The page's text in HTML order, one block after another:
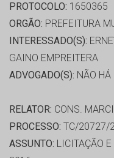
PROTOCOLO: 1650365
ORGÃO: PREFEITURA
INTERESSADO(S):
GAINO EMPREITERA
ADVOGADO(S): NÃO HÁ
RELATOR: CONS.
PROCESSO: TC/20727/
ASSUNTO: LICITAÇÃO